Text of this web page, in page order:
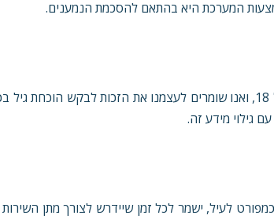
המערכת היא בהתאם להסכמת הנמענים.
איננו אוספים ביודעין או במכוון נתונים אישיים מאנשים מתחת לגיל 18, ואנו שומרים
גילוי מידע זה.
לעיל, ישמר לכל זמן שיידרש לצורך מתן